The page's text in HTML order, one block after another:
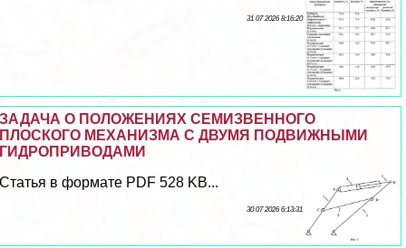
31 07 2026 8:16:20
ЗАДАЧА О ПОЛОЖЕНИЯХ СЕМИЗВЕННОГО
ПЛОСКОГО МЕХАНИЗМА С ДВУМЯ ПОДВИЖНЫМИ
ГИДРОПРИВОДАМИ
Статья в формате PDF 528 KB...
30 07 2026 6:13:31